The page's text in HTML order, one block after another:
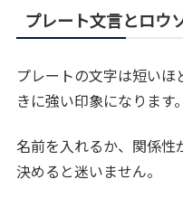
プレート文言とロウ
プレートの文字は短いほ
きに強い印象になります。
名前を入れるか、関係
決めると迷いません。